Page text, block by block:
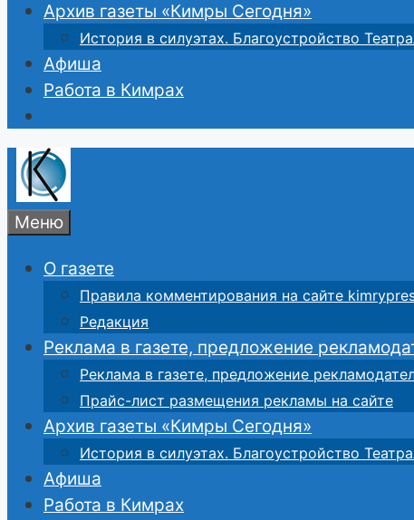
Архив газеты «Кимры Сегодня»
История в силуэтах. Благоустройство
Афиша
Работа в Кимрах
Меню
О газете
Правила комментирования на сайте
Редакция
Реклама в газете, предложение
Реклама в газете, предложение
Прайс-лист размещения рекламы на сайте
Архив газеты «Кимры Сегодня»
История в силуэтах. Благоустройство
Афиша
Работа в Кимрах